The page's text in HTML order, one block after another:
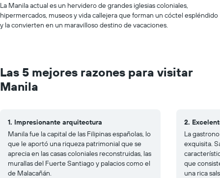
La Manila actual es un hervidero de grandes iglesias coloniales,
hipermercados, museos y vida callejera que forman un cóctel espléndido
y la convierten en un maravilloso destino de vacaciones.
Las 5 mejores razones para visitar
Manila
1. Impresionante arquitectura
Manila fue la capital de las Filipinas españolas, lo
que le aportó una riqueza patrimonial que se
aprecia en las casas coloniales reconstruidas, las
murallas del Fuerte Santiago y palacios como el
de Malacañán.
2.
La
exquisita.
que
una rica